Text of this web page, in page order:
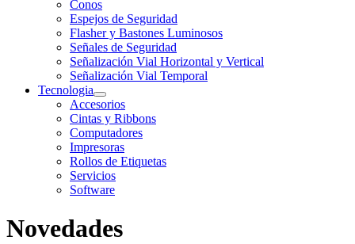
Conos
Espejos de Seguridad
Flasher y Bastones Luminosos
Señales de Seguridad
Señalización Vial Horizontal y Vertical
Señalización Vial Temporal
Tecnologia
Accesorios
Cintas y Ribbons
Computadores
Impresoras
Rollos de Etiquetas
Servicios
Software
Novedades